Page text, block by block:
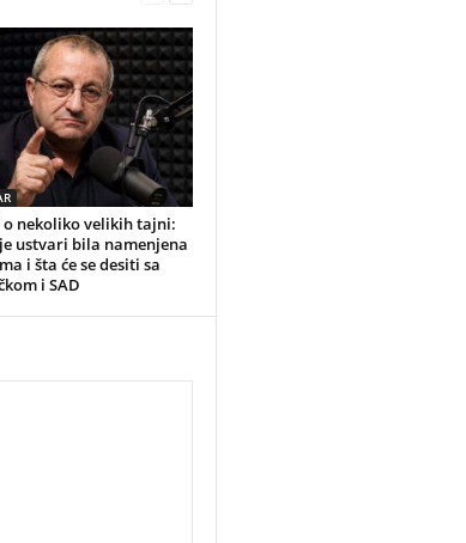
o nekoliko velikih tajni:
ustvari bila namenjena
i šta će se desiti sa
i SAD